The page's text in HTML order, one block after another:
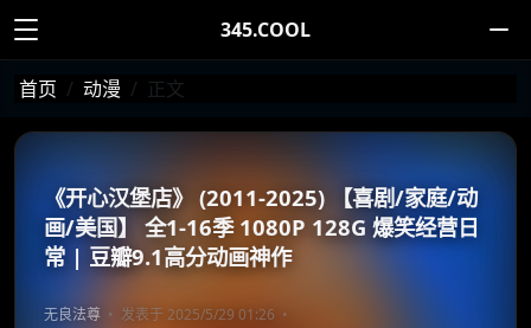
345.COOL
首页 动漫 正文
《开心汉堡店》 (2011-2025) 【喜剧/家庭/动
画/美国】 全1-16季 1080P 128G 爆笑经营日
常 | 豆瓣9.1高分动画神作
无良法尊 发表于 2025/5/29 01:26